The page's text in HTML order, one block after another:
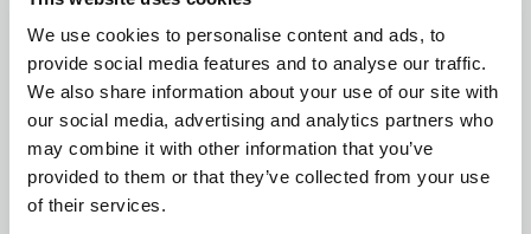
We use cookies to personalise content and ads, to
provide social media features and to analyse our traffic.
We also share information about your use of our site with
our social media, advertising and analytics partners who
may combine it with other information that you’ve
provided to them or that they’ve collected from your use
of their services.
OAKVILLE V-NECK | 355418